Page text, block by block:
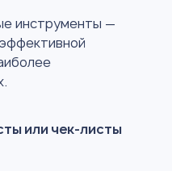
инструменты —
или чек-листы